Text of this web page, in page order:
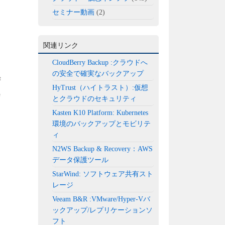
セミナー動画 (2)
関連リンク
CloudBerry Backup :クラウドへ
の安全で確実なバックアップ
HyTrust（ハイトラスト）:仮想
とクラウドのセキュリティ
Kasten K10 Platform: Kubernetes
環境のバックアップとモビリテ
ィ
N2WS Backup & Recovery：AWS
データ保護ツール
StarWind: ソフトウェア共有スト
レージ
Veeam B&R :VMware/Hyper-Vバ
ックアップ/レプリケーションソ
フト